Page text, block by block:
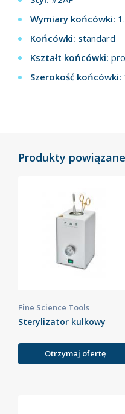
Wymiary końcówki:
Końcówki: standard
Kształt końcówki:
Szerokość końcówki:
Produkty powiązane
Fine Science Tools
Sterylizator kulkowy
Otrzymaj ofertę